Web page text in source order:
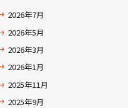
2026年7月
2026年5月
2026年3月
2026年1月
2025年11月
2025年9月